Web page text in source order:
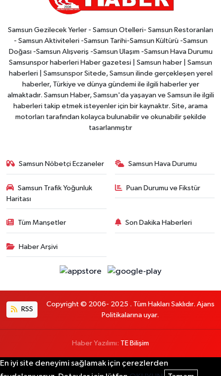
Samsun Gezilecek Yerler - Samsun Otelleri- Samsun Restoranları
- Samsun Aktiviteleri -Samsun Tarihi-Samsun Kültürü -Samsun
Doğası -Samsun Alışveriş -Samsun Ulaşım -Samsun Hava Durumu
Samsunspor haberleri Haber gazetesi | Samsun haber | Samsun
haberleri | Samsunspor Sitede, Samsun ilinde gerçekleşen yerel
haberler, Türkiye ve dünya gündemi ile ilgili haberler yer
almaktadır. Samsun Haber, Samsun'da yaşayan ve Samsun ile ilgili
haberleri takip etmek isteyenler için bir kaynaktır. Site, arama
motorları tarafından kolayca bulunabilir ve okunabilir şekilde
tasarlanmıştır
Samsun Nöbetçi Eczaneler Samsun Hava Durumu
Samsun Trafik Yoğunluk
Haritası
Puan Durumu ve Fikstür
Tüm Manşetler Son Dakika Haberleri
Haber Arşivi
RSS
Copyright © 2006- 2025 . Tüm Hakları Saklıdır. Ajans
Politikalarına uyar.
Haber Yazılımı: TE Bilişim
En iyi site deneyimi sağlamak için çerezlerden